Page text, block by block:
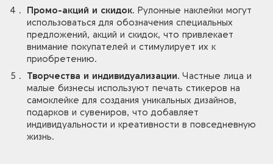
Промо-акций и скидок. Рулонные наклейки могут
использоваться для обозначения специальных
предложений, акций и скидок, что привлекает
внимание покупателей и стимулирует их к
приобретению.
Творчества и индивидуализации. Частные лица и
малые бизнесы используют печать стикеров на
самоклейке для создания уникальных дизайнов,
подарков и сувениров, что добавляет
индивидуальности и креативности в повседневную
жизнь.